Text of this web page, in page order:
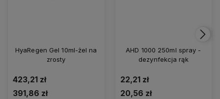
HyaRegen Gel 10ml-żel na
zrosty
423,21 zł
391,86 zł
AHD 1000 250ml spray -
dezynfekcja rąk
22,21 zł
20,56 zł